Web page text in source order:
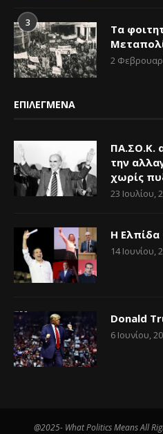
3
Τα
2
ΕΠΙΛΕΓΜΕΝΑ
ΠΑ.ΣΟ.Κ.
την
χωρίς
23 Ιουλίου,
Η Ελπίδα
14 Ιουνίου,
Donald
6 Ιουνίου,
@2025- What Politics Means All